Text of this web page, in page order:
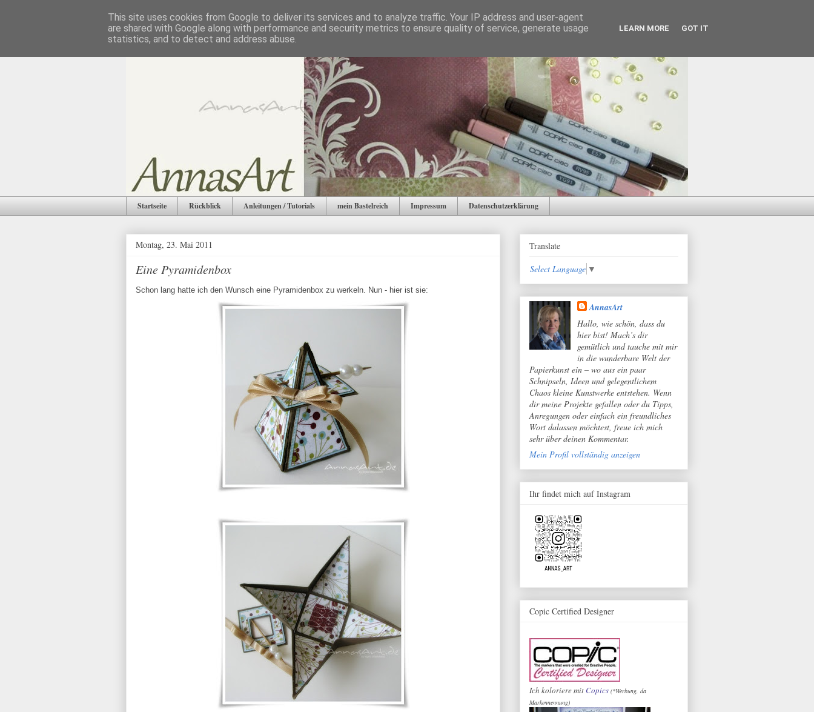
Startseite Rückblick Anleitungen / Tutorials mein Bastelreich Impressum Datenschutzerklärung
Montag, 23. Mai 2011
Eine Pyramidenbox
Schon lang hatte ich den Wunsch eine Pyramidenbox zu werkeln. Nun - hier ist sie:
Translate
Select Language ▼
AnnasArt
Hallo, wie schön, dass du
hier bist! Mach’s dir
gemütlich und tauche mit mir
in die wunderbare Welt der
Papierkunst ein – wo aus ein paar
Schnipseln, Ideen und gelegentlichem
Chaos kleine Kunstwerke entstehen. Wenn
dir meine Projekte gefallen oder du Tipps,
Anregungen oder einfach ein freundliches
Wort dalassen möchtest, freue ich mich
sehr über deinen Kommentar.
Mein Profil vollständig anzeigen
Ihr findet mich auf Instagram
Copic Certified Designer
Ich koloriere mit Copics (*Werbung, da
Markennennung)
This site uses cookies from Google to deliver its services and to analyze traffic. Your IP address and user-agent
are shared with Google along with performance and security metrics to ensure quality of service, generate usage
statistics, and to detect and address abuse.
LEARN MORE GOT IT